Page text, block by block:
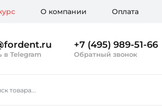
О компании Оплата
в Telegram
+7 (495) 989-51-66
Обратный звонок